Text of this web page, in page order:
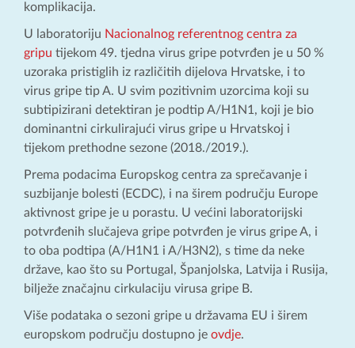
komplikacija.
U laboratoriju Nacionalnog referentnog centra za
gripu tijekom 49. tjedna virus gripe potvrđen je u 50 %
uzoraka pristiglih iz različitih dijelova Hrvatske, i to
virus gripe tip A. U svim pozitivnim uzorcima koji su
subtipizirani detektiran je podtip A/H1N1, koji je bio
dominantni cirkulirajući virus gripe u Hrvatskoj i
tijekom prethodne sezone (2018./2019.).
Prema podacima Europskog centra za sprečavanje i
suzbijanje bolesti (ECDC), i na širem području Europe
aktivnost gripe je u porastu. U većini laboratorijski
potvrđenih slučajeva gripe potvrđen je virus gripe A, i
to oba podtipa (A/H1N1 i A/H3N2), s time da neke
države, kao što su Portugal, Španjolska, Latvija i Rusija,
bilježe značajnu cirkulaciju virusa gripe B.
Više podataka o sezoni gripe u državama EU i širem
europskom području dostupno je ovdje.